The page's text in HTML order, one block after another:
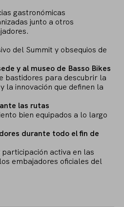
gastronómicas
junto a otros
del Summit y obsequios de
y al museo de Basso Bikes
bastidores para descubrir la
la innovación que definen la
las rutas
bien equipados a lo largo
durante todo el fin de
activa en las
embajadores oficiales del